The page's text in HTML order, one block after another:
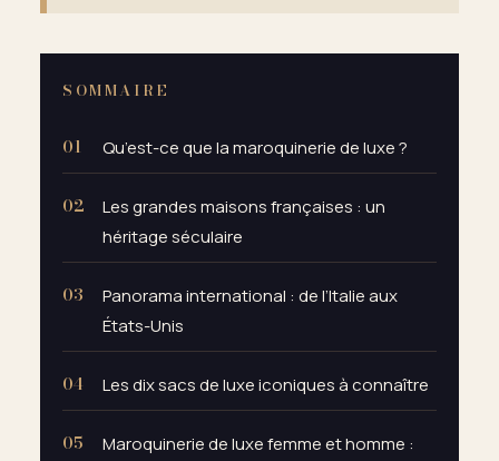
SOMMAIRE
Qu’est-ce que la maroquinerie de luxe ?
Les grandes maisons françaises : un
héritage séculaire
Panorama international : de l’Italie aux
États-Unis
Les dix sacs de luxe iconiques à connaître
Maroquinerie de luxe femme et homme :